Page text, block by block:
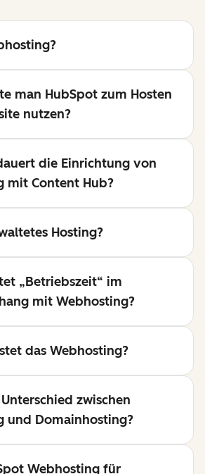
man HubSpot zum Hosten
nutzen?
die Einrichtung von
mit Content Hub?
Hosting?
„Betriebszeit“ im
mit Webhosting?
das Webhosting?
zwischen
und Domainhosting?
Webhosting für